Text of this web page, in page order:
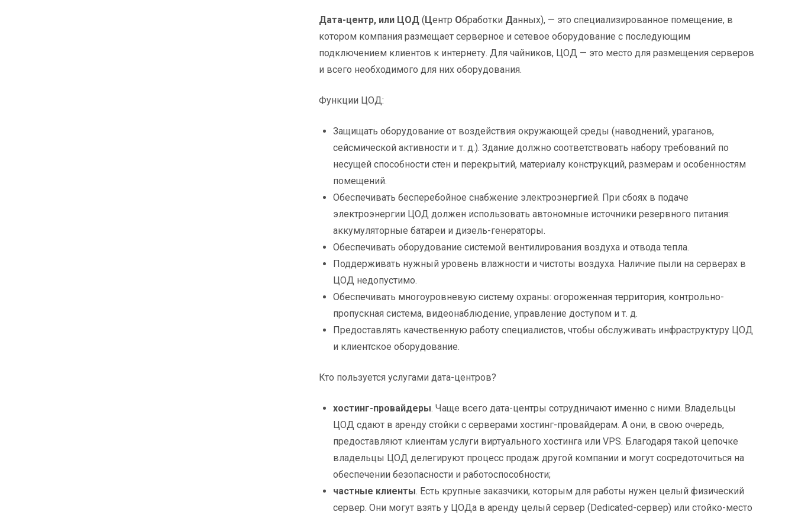
Дата-центр, или ЦОД( Центр Обработки Данных), — это специализированное помещение, в
котором компания размещает серверное и сетевое оборудование с последующим
подключением клиентов к интернету. Для чайников, ЦОД — это место для размещения серверов
и всего необходимого для них оборудования.
Функции ЦОД:
Защищать оборудование от воздействия окружающей среды (наводнений, ураганов,
сейсмической активности и т. д.). Здание должно соответствовать набору требований по
несущей способности стен и перекрытий, материалу конструкций, размерам и особенностям
помещений.
Обеспечивать бесперебойное снабжение электроэнергией. При сбоях в подаче
электроэнергии ЦОД должен использовать автономные источники резервного питания:
аккумуляторные батареи и дизель-генераторы.
Обеспечивать оборудование системой вентилирования воздуха и отвода тепла.
Поддерживать нужный уровень влажности и чистоты воздуха. Наличие пыли на серверах в
ЦОД недопустимо.
Обеспечивать многоуровневую систему охраны: огороженная территория, контрольно-
пропускная система, видеонаблюдение, управление доступом и т. д.
Предоставлять качественную работу специалистов, чтобы обслуживать инфраструктуру ЦОД
и клиентское оборудование.
Кто пользуется услугами дата-центров?
хостинг-провайдеры. Чаще всего дата-центры сотрудничают именно с ними. Владельцы
ЦОД сдают в аренду стойки с серверами хостинг-провайдерам. А они, в свою очередь,
предоставляют клиентам услуги виртуального хостинга или VPS. Благодаря такой цепочке
владельцы ЦОД делегируют процесс продаж другой компании и могут сосредоточиться на
обеспечении безопасности и работоспособности;
частные клиенты. Есть крупные заказчики, которым для работы нужен целый физический
сервер. Они могут взять у ЦОДа в аренду целый сервер (Dedicated-сервер) или стойко-место